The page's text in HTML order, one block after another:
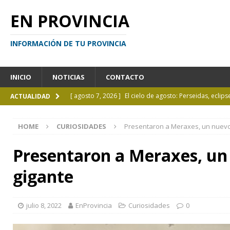
EN PROVINCIA
INFORMACIÓN DE TU PROVINCIA
INICIO NOTICIAS CONTACTO
ACTUALIDAD [ agosto 7, 2026 ] El cielo de agosto: Perseidas,
[ agosto 6, 2026 ]
Calendario de eventos turísticos en
La UCALP incorpora la
Inhabilitado por realizar
HOME CURIOSIDADES Presentaron a Meraxes, un
Presentaron a Meraxes,
gigante
julio 8, 2022 EnProvincia Curiosidades 0